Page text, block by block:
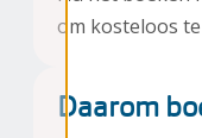
om kosteloos
Daarom